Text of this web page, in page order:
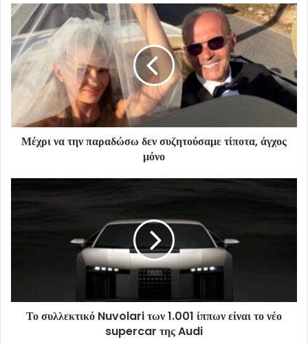
Μέχρι να την παραδώσω δεν συζητούσαμε τίποτα, άγχος
μόνο
Το συλλεκτικό Nuvolari των 1.001 ίππων είναι το νέο
supercar της Audi